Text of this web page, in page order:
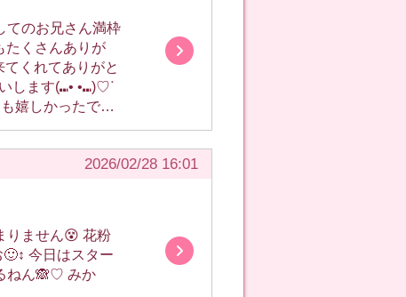
2026/02/28 16:01
ー
トからご予約ありがとう🤭 楽しみにしてるねん🙈♡ みか